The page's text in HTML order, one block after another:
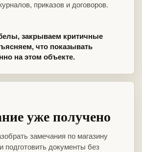
приказов и договоров.
закрываем критичные
что показывать
на этом объекте.
уже получено
замечания по магазину
подготовить документы без